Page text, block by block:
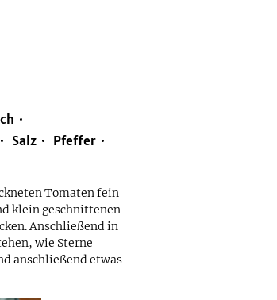
Salz
Pfeffer
Tomaten fein
klein geschnittenen
Anschließend in
wie Sterne
anschließend etwas